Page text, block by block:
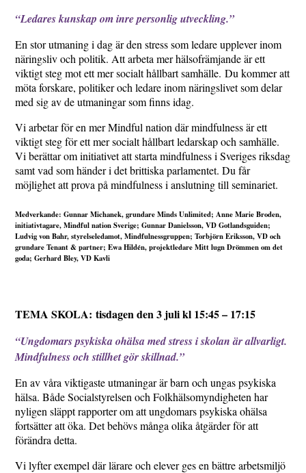
“Ledares kunskap om inre personlig utveckling.”
En stor utmaning i dag är den stress som ledare upplever inom
näringsliv och politik. Att arbeta mer hälsofrämjande är ett
viktigt steg mot ett mer socialt hållbart samhälle. Du kommer att
möta forskare, politiker och ledare inom näringslivet som delar
med sig av de utmaningar som finns idag.
Vi arbetar för en mer Mindful nation där mindfulness är ett
viktigt steg för ett mer socialt hållbart ledarskap och samhälle.
Vi berättar om initiativet att starta mindfulness i Sveriges riksdag
samt vad som händer i det brittiska parlamentet. Du får
möjlighet att prova på mindfulness i anslutning till seminariet.
Medverkande: Gunnar Michanek, grundare Minds Unlimited; Anne Marie Broden,
initiativtagare, Mindful nation Sverige; Gunnar Danielsson, VD Gotlandsguiden;
Ludvig von Bahr, styrelseledamot, Mindfulnessgruppen; Torbjörn Eriksson, VD och
grundare Tenant & partner; Ewa Hildén, projektledare Mitt lugn Drömmen om det
goda; Gerhard Bley, VD Kavli
TEMA SKOLA: tisdagen den 3 juli kl 15:45 – 17:15
“Ungdomars psykiska ohälsa med stress i skolan är allvarligt.
Mindfulness och stillhet gör skillnad.”
En av våra viktigaste utmaningar är barn och ungas psykiska
hälsa. Både Socialstyrelsen och Folkhälsomyndigheten har
nyligen släppt rapporter om att ungdomars psykiska ohälsa
fortsätter att öka. Det behövs många olika åtgärder för att
förändra detta.
Vi lyfter exempel där lärare och elever ges en bättre arbetsmiljö